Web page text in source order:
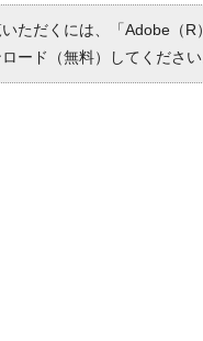
ただくには、「Adobe（
ード（無料）してください